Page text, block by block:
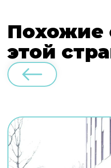
Похожие
этой